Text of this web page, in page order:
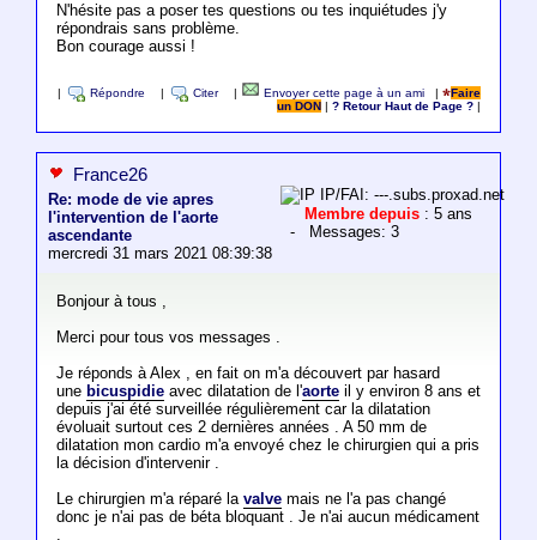
N'hésite pas a poser tes questions ou tes inquiétudes j'y
répondrais sans problème.
Bon courage aussi !
Répondre Citer Envoyer cette page à un ami |
Faire
un DON
|? Retour Haut de Page ?
France26
Re: mode de vie apres
l'intervention de l'aorte
ascendante
mercredi 31 mars 2021 08:39:38
IP/FAI: ---.subs.proxad.net
Membre depuis : 5 ans
- Messages: 3
Bonjour à tous ,
Merci pour tous vos messages .
Je réponds à Alex , en fait on m'a découvert par hasard
une bicuspidieavec dilatation de l'aorteil y environ 8 ans et
depuis j'ai été surveillée régulièrement car la dilatation
évoluait surtout ces 2 dernières années . A 50 mm de
dilatation mon cardio m'a envoyé chez le chirurgien qui a pris
la décision d'intervenir .
Le chirurgien m'a réparé la valvemais ne l'a pas changé
donc je n'ai pas de béta bloquant . Je n'ai aucun médicament
.